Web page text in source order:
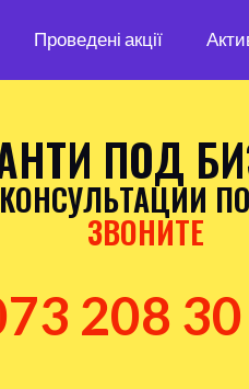
Проведені акції
ПОД
ЗВОНИТЕ
208